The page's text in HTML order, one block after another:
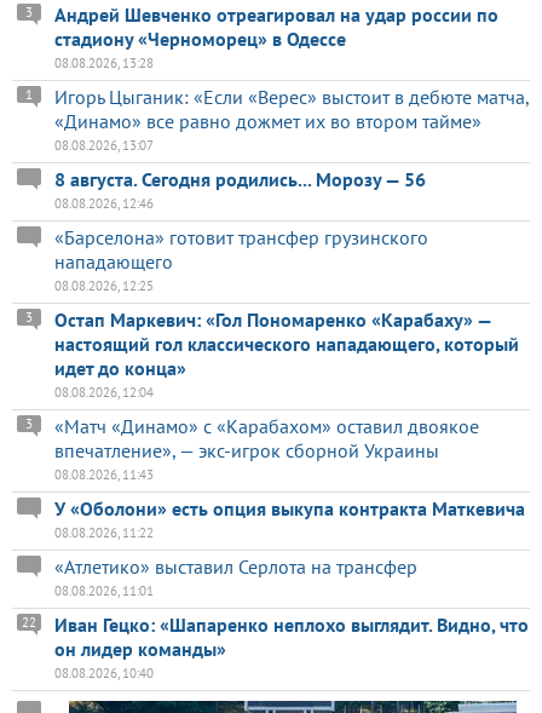
Андрей Шевченко отреагировал на удар россии по
стадиону «Черноморец» в Одессе
3
08.08.2026, 13:28
Игорь Цыганик: «Если «Верес» выстоит в дебюте матча,
«Динамо» все равно дожмет их во втором тайме»
1
08.08.2026, 13:07
8 августа. Сегодня родились... Морозу — 56
08.08.2026, 12:46
«Барселона» готовит трансфер грузинского
нападающего
08.08.2026, 12:25
Остап Маркевич: «Гол Пономаренко «Карабаху» —
настоящий гол классического нападающего, который
идет до конца»
3
08.08.2026, 12:04
«Матч «Динамо» с «Карабахом» оставил двоякое
впечатление», — экс-игрок сборной Украины
3
08.08.2026, 11:43
У «Оболони» есть опция выкупа контракта Маткевича
08.08.2026, 11:22
«Атлетико» выставил Серлота на трансфер
08.08.2026, 11:01
Иван Гецко: «Шапаренко неплохо выглядит. Видно, что
он лидер команды»
22
08.08.2026, 10:40